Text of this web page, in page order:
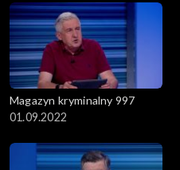
Magazyn kryminalny 997
01.09.2022